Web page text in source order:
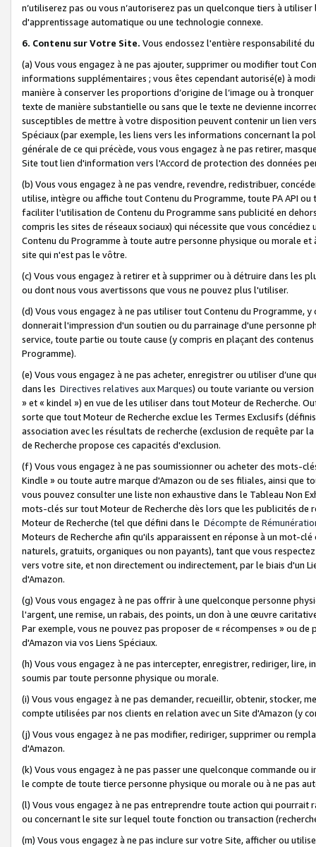
n’utiliserez pas ou vous n’autoriserez pas un quelconque tiers à
d'apprentissage automatique ou une technologie connexe.
6. Contenu sur Votre Site. Vous endossez l'entière responsabilité
(a) Vous vous engagez à ne pas ajouter, supprimer ou modifier tout
informations supplémentaires ; vous êtes cependant autorisé(e) à
manière à conserver les proportions d’origine de l’image ou à
texte de manière substantielle ou sans que le texte ne devienne
susceptibles de mettre à votre disposition peuvent contenir un lien
Spéciaux (par exemple, les liens vers les informations concernant la
générale de ce qui précède, vous vous engagez à ne pas retirer,
Site tout lien d'information vers l'Accord de protection des données
(b) Vous vous engagez à ne pas vendre, revendre, redistribuer,
utilise, intègre ou affiche tout Contenu du Programme, toute PA API
faciliter l'utilisation de Contenu du Programme sans publicité en
compris les sites de réseaux sociaux) qui nécessite que vous
Contenu du Programme à toute autre personne physique ou morale
site qui n'est pas le vôtre.
(c) Vous vous engagez à retirer et à supprimer ou à détruire dans les
ou dont nous vous avertissons que vous ne pouvez plus l'utiliser.
(d) Vous vous engagez à ne pas utiliser tout Contenu du Programme,
donnerait l'impression d'un soutien ou du parrainage d'une personne
service, toute partie ou toute cause (y compris en plaçant des
Programme).
(e) Vous vous engagez à ne pas acheter, enregistrer ou utiliser d’une
dans les Directives relatives aux Marques) ou toute variante ou
» et « kindel ») en vue de les utiliser dans tout Moteur de Recherche.
sorte que tout Moteur de Recherche exclue les Termes Exclusifs
association avec les résultats de recherche (exclusion de requête
de Recherche propose ces capacités d'exclusion.
(f) Vous vous engagez à ne pas soumissionner ou acheter des mots-
Kindle » ou toute autre marque d'Amazon ou de ses filiales, ainsi que
vous pouvez consulter une liste non exhaustive dans le Tableau Non
mots-clés sur tout Moteur de Recherche dès lors que les publicités de
Moteur de Recherche (tel que défini dans le Décompte de
Moteurs de Recherche afin qu'ils apparaissent en réponse à un mot-
naturels, gratuits, organiques ou non payants), tant que vous
vers votre site, et non directement ou indirectement, par le biais d'un
d'Amazon.
(g) Vous vous engagez à ne pas offrir à une quelconque personne
l'argent, une remise, un rabais, des points, un don à une œuvre
Par exemple, vous ne pouvez pas proposer de « récompenses » ou
d'Amazon via vos Liens Spéciaux.
(h) Vous vous engagez à ne pas intercepter, enregistrer, rediriger,
soumis par toute personne physique ou morale.
(i) Vous vous engagez à ne pas demander, recueillir, obtenir, stocker,
compte utilisées par nos clients en relation avec un Site d'Amazon (y
(j) Vous vous engagez à ne pas modifier, rediriger, supprimer ou
d'Amazon.
(k) Vous vous engagez à ne pas passer une quelconque commande
le compte de toute tierce personne physique ou morale ou à ne pas
(l) Vous vous engagez à ne pas entreprendre toute action qui
ou concernant le site sur lequel toute fonction ou transaction
(m) Vous vous engagez à ne pas inclure sur votre Site, afficher ou